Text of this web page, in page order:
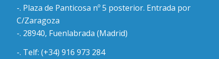
-. Plaza de Panticosa nº 5 posterior. Entrada por
C/Zaragoza
-. 28940, Fuenlabrada (Madrid)
-. Telf: (+34) 916 973 284